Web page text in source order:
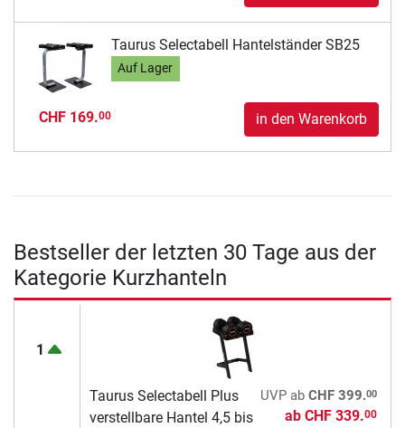
Taurus Selectabell Hantelständer SB25
Auf Lager
CHF 169.00 in den Warenkorb
Bestseller der letzten 30 Tage aus der
Kategorie Kurzhanteln
1
Taurus Selectabell Plus
verstellbare Hantel 4,5 bis
UVPab CHF 399.00
ab CHF 339.00